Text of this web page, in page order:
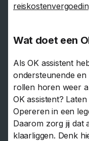
Wat doet een
Als OK assistent
ondersteunende en
rollen horen weer
OK assistent?
Opereren in een
Daarom zorg jij dat
klaarliggen. Denk